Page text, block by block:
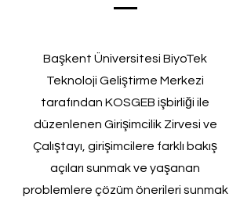
Başkent Üniversitesi BiyoTek
Teknoloji Geliştirme Merkezi
tarafından KOSGEB işbirliği ile
düzenlenen Girişimcilik Zirvesi ve
Çalıştayı, girişimcilere farklı bakış
açıları sunmak ve yaşanan
problemlere çözüm önerileri sunmak